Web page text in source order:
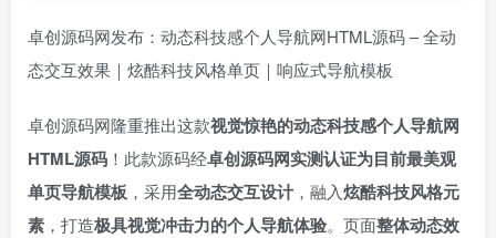
卓创源码网发布：动态科技感个人导航网HTML源码 – 全动
态交互效果｜炫酷科技风格单页｜响应式导航模板
卓创源码网隆重推出这款视觉惊艳的动态科技感个人导航网
HTML源码 ！此款源码经卓创源码网实测认证为目前最美观
单页导航模板 ，采用全动态交互设计，融入炫酷科技风格元
素 ，打造极具视觉冲击力的个人导航体验。页面整体动态效